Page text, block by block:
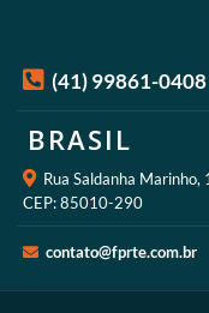
(41) 99861-0408
BRASIL
Rua Saldanha
CEP: 85010-290
contato@fprte.com.br